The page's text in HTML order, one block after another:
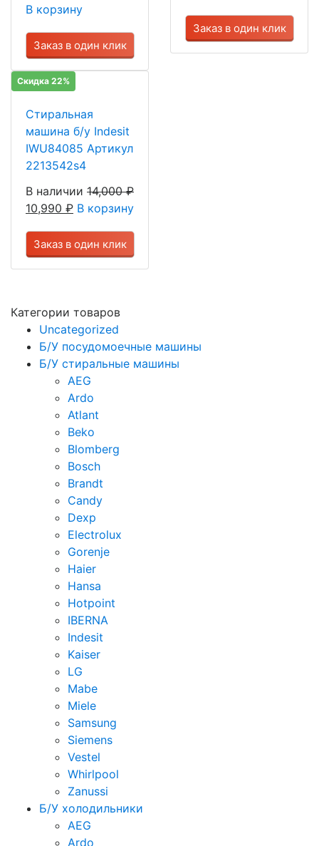
В корзину
Заказ в один клик
Заказ в один клик
Скидка 22%
Стиральная
машина б/у Indesit
IWU84085 Артикул
2213542s4
В наличии 14,000₽
10,990 ₽ В корзину
Заказ в один клик
Категории товаров
Uncategorized
Б/У посудомоечные машины
Б/У стиральные машины
AEG
Ardo
Atlant
Beko
Blomberg
Bosch
Brandt
Candy
Dexp
Electrolux
Gorenje
Haier
Hansa
Hotpoint
IBERNA
Indesit
Kaiser
LG
Mabe
Miele
Samsung
Siemens
Vestel
Whirlpool
Zanussi
Б/У холодильники
AEG
Ardo